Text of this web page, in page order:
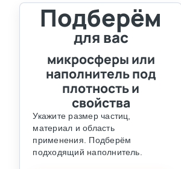
Подберём
для вас
микросферы или
наполнитель под
плотность и
свойства
Укажите размер частиц,
материал и область
применения. Подберём
подходящий наполнитель.